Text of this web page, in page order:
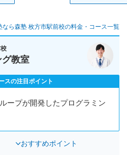
なら森塾 枚方市駅前校の料金・コース一覧
教室
スの注目ポイント
ープが開発したプログラミン
おすすめポイント